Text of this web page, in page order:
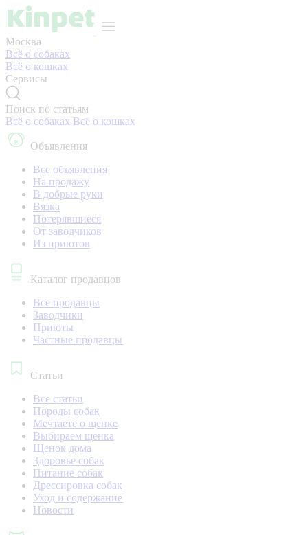
Москва
Всё о собаках
Всё о кошках
Сервисы
Поиск по статьям
Всё о собаках Всё о кошках
Объявления
Все объявления
На продажу
В добрые руки
Вязка
Потерявшиеся
От заводчиков
Из приютов
Каталог продавцов
Все продавцы
Заводчики
Приюты
Частные продавцы
Статьи
Все статьи
Породы собак
Мечтаете о щенке
Выбираем щенка
Щенок дома
Здоровье собак
Питание собак
Дрессировка собак
Уход и содержание
Новости